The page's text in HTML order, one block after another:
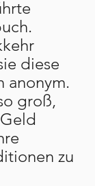
diese
anonym.
groß,
zu